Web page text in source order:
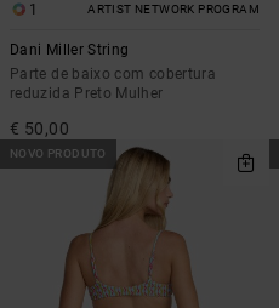
1 ARTIST NETWORK PROGRAM
Dani Miller String
Parte de baixo com cobertura
reduzida Preto Mulher
€ 50,00
NOVO PRODUTO